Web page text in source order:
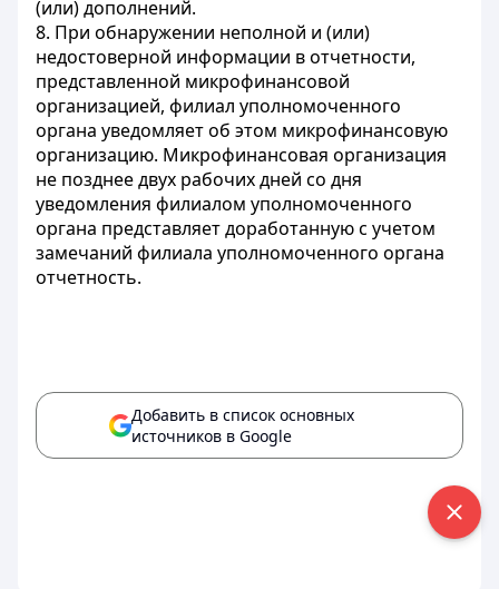
(или) дополнений.
8. При обнаружении неполной и (или)
недостоверной информации в отчетности,
представленной микрофинансовой
организацией, филиал уполномоченного
органа уведомляет об этом микрофинансовую
организацию. Микрофинансовая организация
не позднее двух рабочих дней со дня
уведомления филиалом уполномоченного
органа представляет доработанную с учетом
замечаний филиала уполномоченного органа
отчетность.
Добавить в список основных
источников в Google